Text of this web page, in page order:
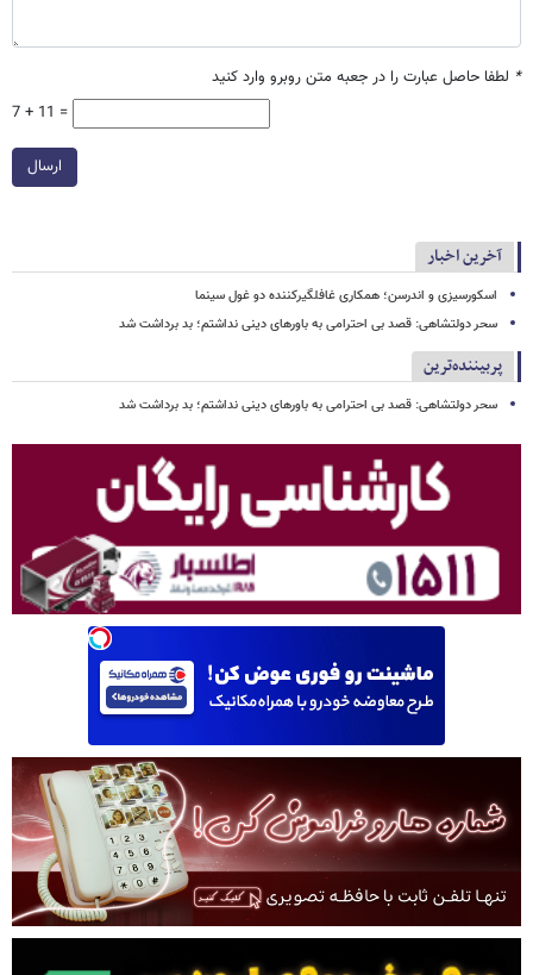
* لطفا حاصل عبارت را در جعبه متن روبرو وارد کنید
7 + 11 =
ارسال
آخرین اخبار
اسکورسیزی و اندرسن؛ همکاری غافلگیرکننده دو غول سینما
سحر دولتشاهی: قصد بی احترامی به باورهای دینی نداشتم؛ بد برداشت شد
پربیننده‌ترین
سحر دولتشاهی: قصد بی احترامی به باورهای دینی نداشتم؛ بد برداشت شد